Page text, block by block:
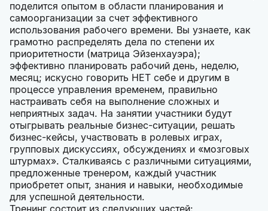
поделится опытом в области планирования и
самоорганизации за счет эффективного
использования рабочего времени. Вы узнаете, как
грамотно распределять дела по степени их
приоритетности (матрица Эйзенхауэра);
эффективно планировать рабочий день, неделю,
месяц; искусно говорить НЕТ себе и другим в
процессе управления временем, правильно
настраивать себя на выполнение сложных и
неприятных задач. На занятии участники будут
отыгрывать реальные бизнес-ситуации, решать
бизнес-кейсы, участвовать в ролевых играх,
групповых дискуссиях, обсуждениях и «мозговых
штурмах». Сталкиваясь с различными ситуациями,
предложенные тренером, каждый участник
приобретет опыт, знания и навыки, необходимые
для успешной деятельности.
Тренинг состоит из следующих частей: